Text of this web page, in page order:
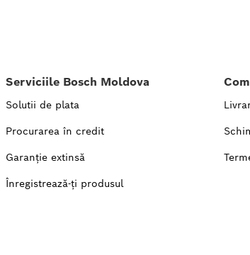
Serviciile Bosch Moldova
Solutii de plata
Procurarea în credit
Garanție extinsă
Înregistrează-ți produsul